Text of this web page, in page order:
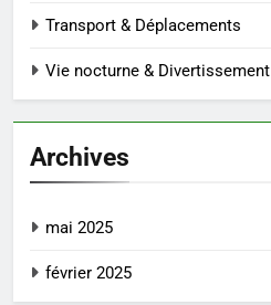
Transport & Déplacements
Vie nocturne & Divertissement
Archives
mai 2025
février 2025